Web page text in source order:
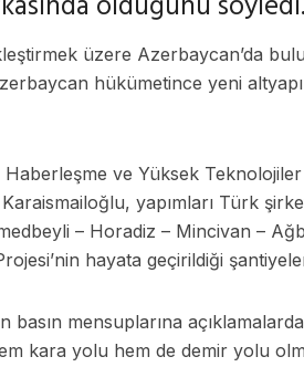
üzere Azerbaycan’da
hükümetince yeni altyapı
ve Yüksek
yapımları Türk
– Horadiz – Mincivan –
hayata geçirildiği
basın mensuplarına
kara yolu hem de demir yolu